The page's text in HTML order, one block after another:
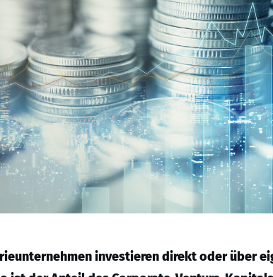
investieren direkt oder über